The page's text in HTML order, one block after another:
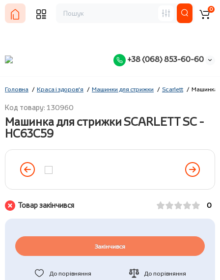
+38 (068) 853-60-60
0
Головна Краса і здоров'я Машинки для стрижки Scarlett Машинка
Код товару: 130960
Машинка для стрижки SCARLETT SC -
HC63C59
Товар закінчився 0
Закінчився
До порівняння До порівняння